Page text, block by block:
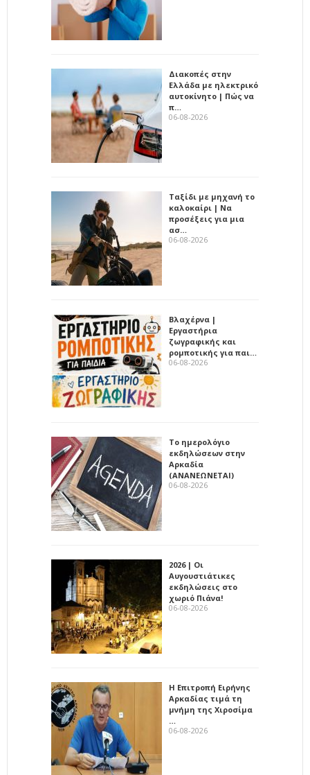
Διακοπές στην
Ελλάδα με ηλεκτρικό
αυτοκίνητο | Πώς να
π…
06-08-2026
Ταξίδι με μηχανή το
καλοκαίρι | Να
προσέξεις για μια
ασ…
06-08-2026
Βλαχέρνα |
Εργαστήρια
ζωγραφικής και
ρομποτικής για παι…
06-08-2026
Το ημερολόγιο
εκδηλώσεων στην
Αρκαδία
(ΑΝΑΝΕΩΝΕΤΑΙ)
06-08-2026
2026 | Οι
Αυγουστιάτικες
εκδηλώσεις στο
χωριό Πιάνα!
06-08-2026
Η Επιτροπή Ειρήνης
Αρκαδίας τιμά τη
μνήμη της Χιροσίμα
…
06-08-2026